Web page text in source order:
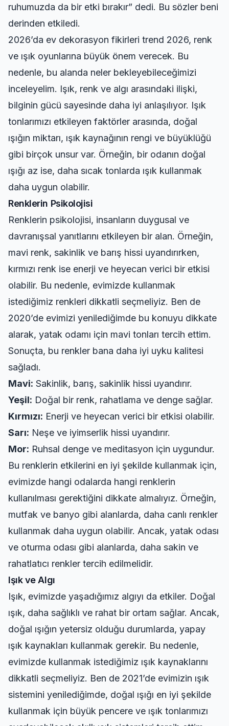
ruhumuzda da bir etki bırakır” dedi. Bu sözler beni
derinden etkiledi.
2026’da ev dekorasyon fikirleri trend 2026, renk
ve ışık oyunlarına büyük önem verecek. Bu
nedenle, bu alanda neler bekleyebileceğimizi
inceleyelim. Işık, renk ve algı arasındaki ilişki,
bilginin gücü sayesinde daha iyi anlaşılıyor. Işık
tonlarımızı etkileyen faktörler arasında, doğal
ışığın miktarı, ışık kaynağının rengi ve büyüklüğü
gibi birçok unsur var. Örneğin, bir odanın doğal
ışığı az ise, daha sıcak tonlarda ışık kullanmak
daha uygun olabilir.
Renklerin Psikolojisi
Renklerin psikolojisi, insanların duygusal ve
davranışsal yanıtlarını etkileyen bir alan. Örneğin,
mavi renk, sakinlik ve barış hissi uyandırırken,
kırmızı renk ise enerji ve heyecan verici bir etkisi
olabilir. Bu nedenle, evimizde kullanmak
istediğimiz renkleri dikkatli seçmeliyiz. Ben de
2020’de evimizi yenilediğimde bu konuyu dikkate
alarak, yatak odamı için mavi tonları tercih ettim.
Sonuçta, bu renkler bana daha iyi uyku kalitesi
sağladı.
Mavi: Sakinlik, barış, sakinlik hissi uyandırır.
Yeşil: Doğal bir renk, rahatlama ve denge sağlar.
Kırmızı: Enerji ve heyecan verici bir etkisi olabilir.
Sarı: Neşe ve iyimserlik hissi uyandırır.
Mor: Ruhsal denge ve meditasyon için uygundur.
Bu renklerin etkilerini en iyi şekilde kullanmak için,
evimizde hangi odalarda hangi renklerin
kullanılması gerektiğini dikkate almalıyız. Örneğin,
mutfak ve banyo gibi alanlarda, daha canlı renkler
kullanmak daha uygun olabilir. Ancak, yatak odası
ve oturma odası gibi alanlarda, daha sakin ve
rahatlatıcı renkler tercih edilmelidir.
Işık ve Algı
Işık, evimizde yaşadığımız algıyı da etkiler. Doğal
ışık, daha sağlıklı ve rahat bir ortam sağlar. Ancak,
doğal ışığın yetersiz olduğu durumlarda, yapay
ışık kaynakları kullanmak gerekir. Bu nedenle,
evimizde kullanmak istediğimiz ışık kaynaklarını
dikkatli seçmeliyiz. Ben de 2021’de evimizin ışık
sistemini yenilediğimde, doğal ışığı en iyi şekilde
kullanmak için büyük pencere ve ışık tonlarımızı